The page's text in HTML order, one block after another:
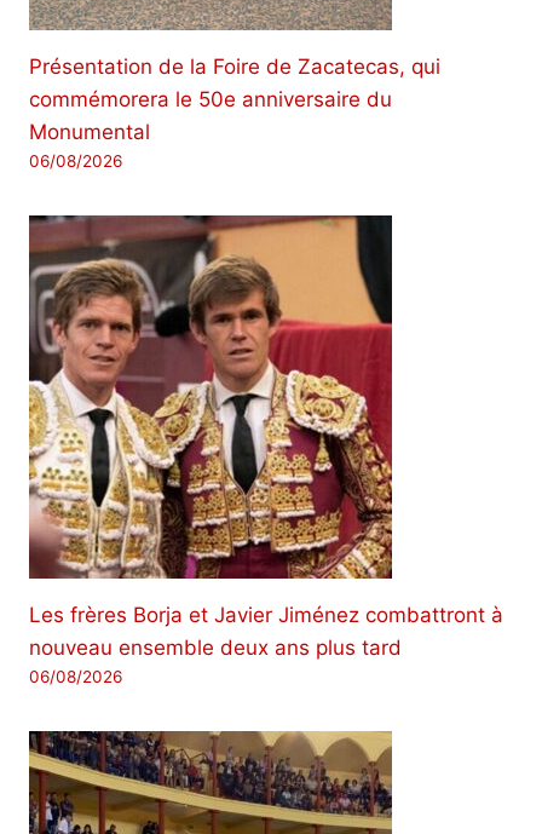
Présentation de la Foire de Zacatecas, qui
commémorera le 50e anniversaire du
Monumental
06/08/2026
Les frères Borja et Javier Jiménez combattront à
nouveau ensemble deux ans plus tard
06/08/2026